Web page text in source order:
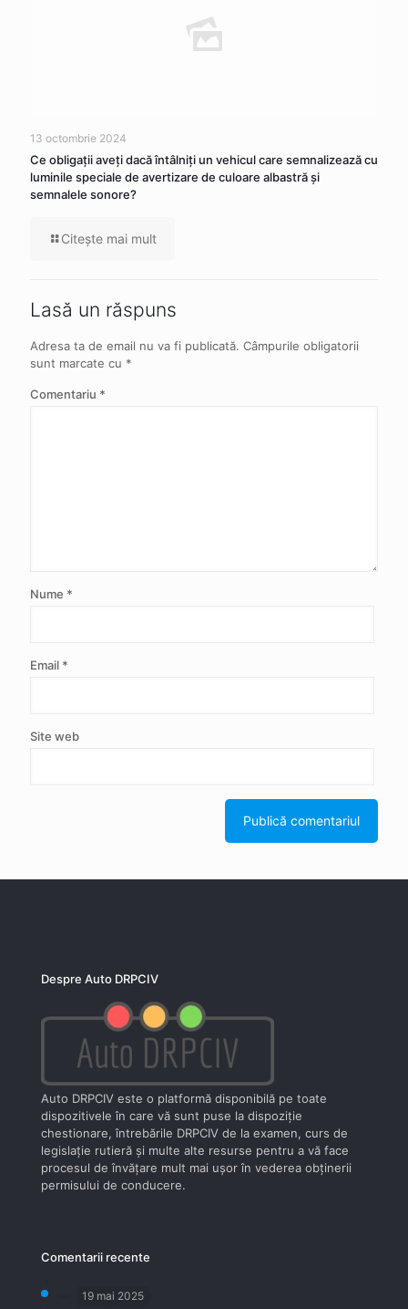
13 octombrie 2024
Ce obligaţii aveţi dacă întâlniţi un vehicul care semnalizează cu
luminile speciale de avertizare de culoare albastră şi
semnalele sonore?
Citeşte mai mult
Lasă un răspuns
Adresa ta de email nu va fi publicată. Câmpurile obligatorii
sunt marcate cu *
Comentariu *
Nume *
Email *
Site web
Despre Auto DRPCIV
Auto DRPCIV este o platformă disponibilă pe toate
dispozitivele în care vă sunt puse la dispoziţie
chestionare, întrebările DRPCIV de la examen, curs de
legislaţie rutieră şi multe alte resurse pentru a vă face
procesul de învăţare mult mai uşor în vederea obţinerii
permisului de conducere.
Comentarii recente
19 mai 2025